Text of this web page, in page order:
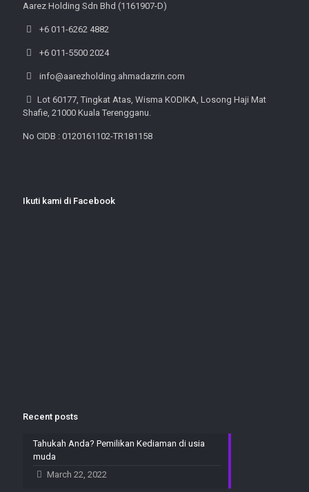
Aarez Holding Sdn Bhd (1161907-D)
+6 011-6262 4882
+6 011-5500 2024
info@aarezholding.ahmadazrin.com
Lot 60177, Tingkat Atas, Wisma KODIKA, Losong Haji Mat
Shafie, 21000 Kuala Terengganu.
No CIDB : 0120161102-TR181158
Ikuti kami di Facebook
Recent posts
Tahukah Anda? Pemilikan Kediaman di usia
muda
March 22, 2022